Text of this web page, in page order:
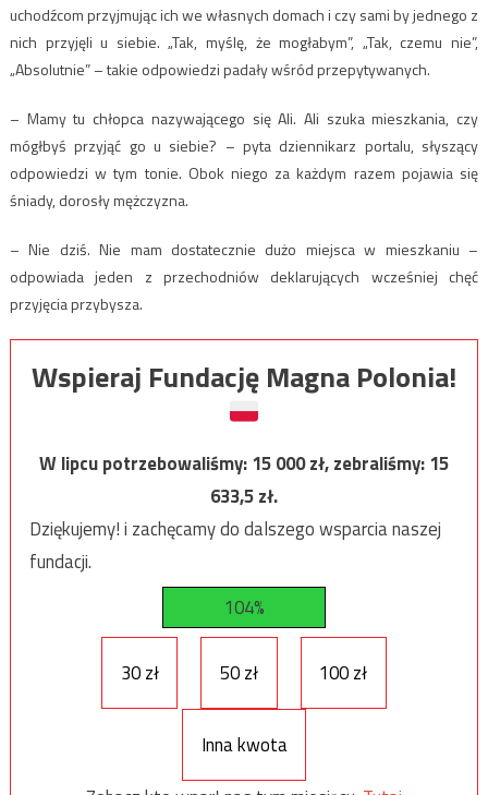
uchodźcom przyjmując ich we własnych domach i czy sami by jednego z
nich przyjęli u siebie. „Tak, myślę, że mogłabym”, „Tak, czemu nie”,
„Absolutnie” – takie odpowiedzi padały wśród przepytywanych.
– Mamy tu chłopca nazywającego się Ali. Ali szuka mieszkania, czy
mógłbyś przyjąć go u siebie? – pyta dziennikarz portalu, słyszący
odpowiedzi w tym tonie. Obok niego za każdym razem pojawia się
śniady, dorosły mężczyzna.
– Nie dziś. Nie mam dostatecznie dużo miejsca w mieszkaniu –
odpowiada jeden z przechodniów deklarujących wcześniej chęć
przyjęcia przybysza.
Wspieraj Fundację Magna Polonia!
W lipcu potrzebowaliśmy:15 000zł, zebraliśmy:15
633,5zł.
Dziękujemy! i zachęcamy do dalszego wsparcia naszej
fundacji.
104%
30 zł 50 zł 100 zł
Inna kwota